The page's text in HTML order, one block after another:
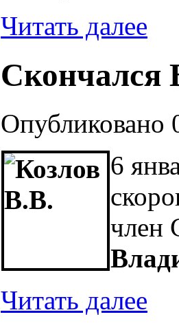
Читать далее
Скончался
Опубликовано
6
член
Читать далее